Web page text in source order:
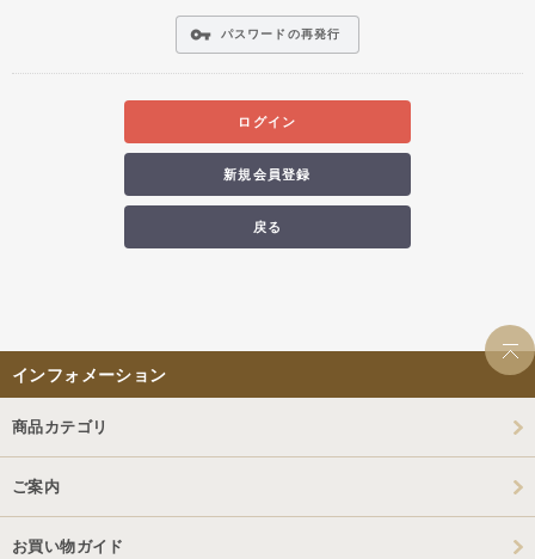
vpn_key パスワードの再発行
ログイン
新規会員登録
戻る
インフォメーション
商品カテゴリ
ご案内
お買い物ガイド